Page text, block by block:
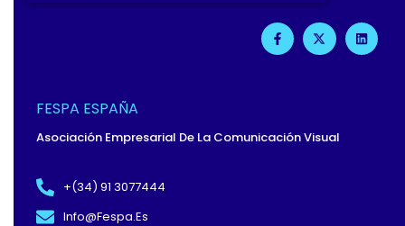
F
A
C
F
X
-
T
L
I
N
FESPA ESPAÑA
Asociación Empresarial De La Comunicación Visual
+(34) 91 3077444
Info@fespa.es